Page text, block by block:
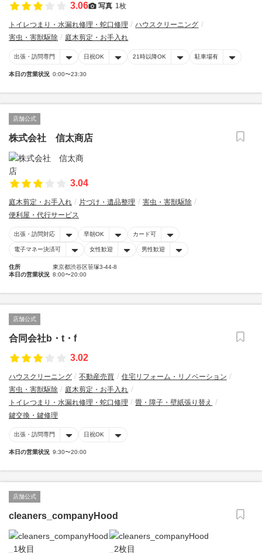
3.06 写真 1枚
トイレつまり・水漏れ修理・蛇口修理
ハウスクリーニング
害虫・害獣駆除
庭木剪定・お手入れ
出張・訪問専門 日祝OK 21時以降OK 駐車場有
本日の営業状況 0:00〜23:30
店舗公式
株式会社 信太商店
3.04
庭木剪定・お手入れ 片づけ・遺品整理
害虫・害獣駆除
便利屋・代行サービス
出張・訪問対応 早朝OK カード可
電子マネー決済可 女性歓迎 男性歓迎
住所
東京都渋谷区笹塚3-44-8
本日の営業状況 8:00〜20:00
店舗公式
合同会社b・t・f
3.02
ハウスクリーニング 不動産売買
住宅リフォーム・リノベーション
害虫・害獣駆除
庭木剪定・お手入れ
トイレつまり・水漏れ修理・蛇口修理
畳・障子・壁紙張り替え
鍵交換・鍵修理
出張・訪問専門 日祝OK
本日の営業状況 9:30〜20:00
店舗公式
cleaners_companyHood